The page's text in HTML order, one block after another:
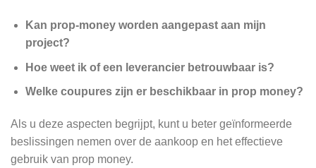
Kan prop-money worden aangepast aan mijn
project?
Hoe weet ik of een leverancier betrouwbaar is?
Welke coupures zijn er beschikbaar in prop money?
Als u deze aspecten begrijpt, kunt u beter geïnformeerde
beslissingen nemen over de aankoop en het effectieve
gebruik van prop money.